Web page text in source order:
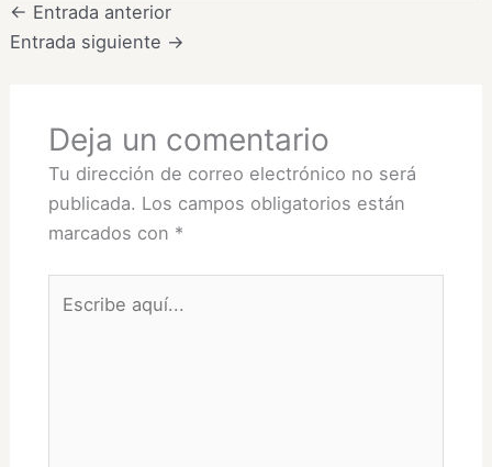
← Entrada anterior
Entrada siguiente →
Deja un comentario
Tu dirección de correo electrónico no será
publicada. Los campos obligatorios están
marcados con *
aquí...